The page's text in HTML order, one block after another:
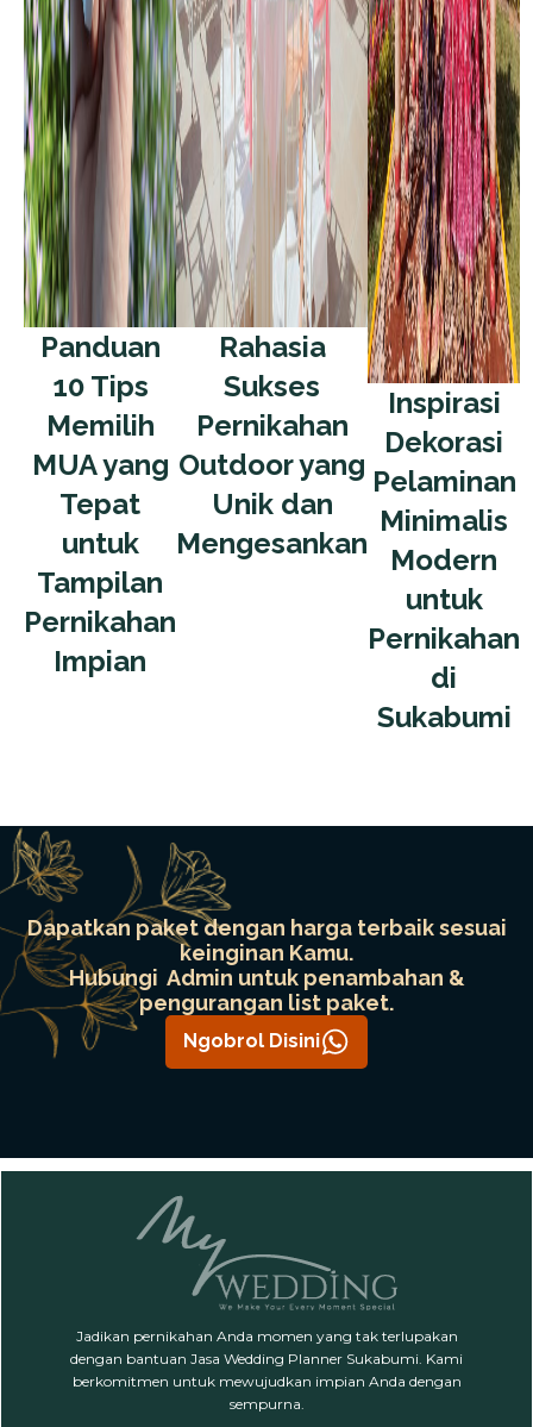
Panduan
10 Tips
Memilih
MUA yang
Tepat
untuk
Tampilan
Pernikahan
Impian
Rahasia
Sukses
Pernikahan
Outdoor yang
Unik dan
Mengesankan
Inspirasi
Dekorasi
Pelaminan
Minimalis
Modern
untuk
Pernikahan
di
Sukabumi
Dapatkan paket dengan harga terbaik sesuai
keinginan Kamu.
Hubungi Admin untuk penambahan &
pengurangan list paket.
Ngobrol Disini
Jadikan pernikahan Anda momen yang tak terlupakan
dengan bantuan Jasa Wedding Planner Sukabumi. Kami
berkomitmen untuk mewujudkan impian Anda dengan
sempurna.